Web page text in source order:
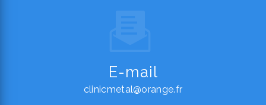
E-mail
clinicmetal@orange.fr